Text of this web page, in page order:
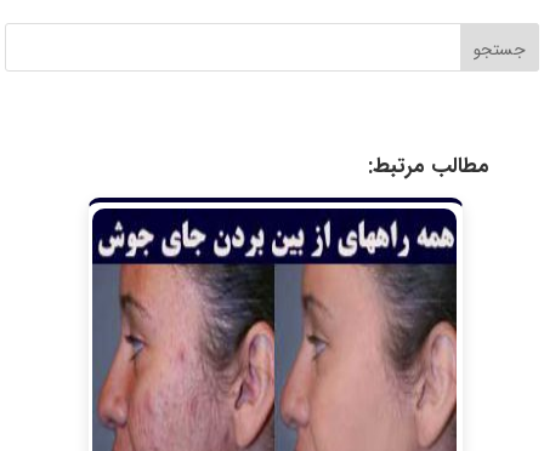
جستجو
مطالب مرتبط: